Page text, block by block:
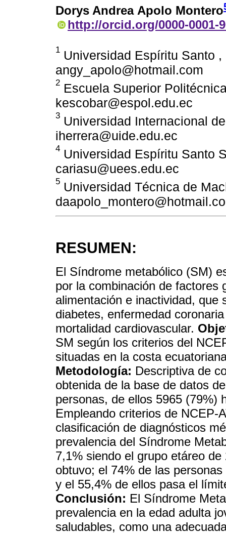
Dorys Andrea Apolo Montero
http://orcid.org/0000-0001-
1 Universidad Espíritu Santo
angy_apolo@hotmail.com
2 Escuela Superior
kescobar@espol.edu.ec
3 Universidad Internacional
iherrera@uide.edu.ec
4 Universidad Espíritu Santo
cariasu@uees.edu.ec
5 Universidad Técnica de
RESUMEN:
El Síndrome metabólico (SM)
por la combinación de factores
alimentación e inactividad, que
diabetes, enfermedad
mortalidad cardiovascular.
SM según los criterios del
situadas en la costa
Metodología: Descriptiva de
obtenida de la base de datos
personas, de ellos 5965 (79%)
Empleando criterios de NCEP-
clasificación de diagnósticos
prevalencia del Síndrome
7,1% siendo el grupo etáreo
obtuvo; el 74% de las
y el 55,4% de ellos pasa el
Conclusión: El Síndrome
prevalencia en la edad adulta
saludables, como una